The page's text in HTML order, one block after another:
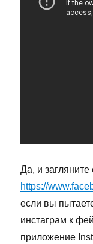
Да, и
https://
если вы
инстаграм к
приложение